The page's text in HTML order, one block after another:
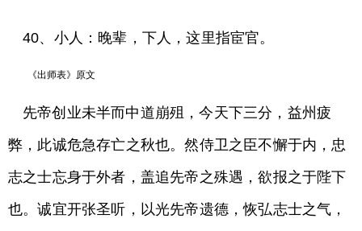
40、小人：晚辈，下人，这里指宦官。
《出师表》原文
先帝创业未半而中道崩殂，今天下三分，益州疲
弊，此诚危急存亡之秋也。然侍卫之臣不懈于内，忠
志之士忘身于外者，盖追先帝之殊遇，欲报之于陛下
也。诚宜开张圣听，以光先帝遗德，恢弘志士之气，